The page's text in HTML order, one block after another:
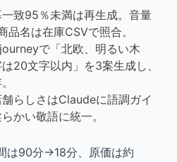
致95％未満は再生成。音量
品名は在庫CSVで照合。
で「北欧、明るい木
20文字以内」を3案生成し、
らしさはClaudeに語調ガイ
かい敬語に統一。
は90分→18分、原価は約